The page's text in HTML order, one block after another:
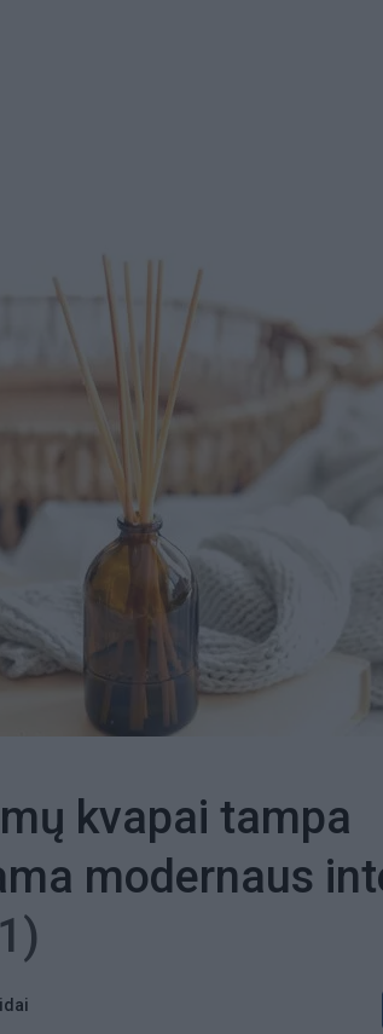
kvapai tampa
modernaus